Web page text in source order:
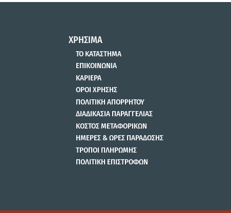
ΧΡΗΣΙΜΑ
ΤΟ ΚΑΤΑΣΤΗΜΑ
ΕΠΙΚΟΙΝΩΝΙΑ
ΚΑΡΙΕΡΑ
ΟΡΟΙ ΧΡΗΣΗΣ
ΠΟΛΙΤΙΚΗ ΑΠΟΡΡΗΤΟΥ
ΔΙΑΔΙΚΑΣΙΑ ΠΑΡΑΓΓΕΛΙΑΣ
ΚΟΣΤΟΣ ΜΕΤΑΦΟΡΙΚΩΝ
ΗΜΕΡΕΣ & ΩΡΕΣ ΠΑΡΑΔΟΣΗΣ
ΤΡΟΠΟΙ ΠΛΗΡΩΜΗΣ
ΠΟΛΙΤΙΚΗ ΕΠΙΣΤΡΟΦΩΝ